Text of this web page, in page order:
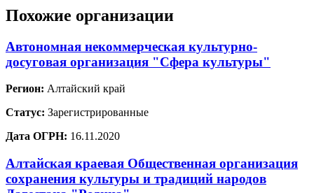
Похожие организации
Автономная некоммерческая культурно-
досуговая организация "Сфера культуры"
Регион: Алтайский край
Статус: Зарегистрированные
Дата ОГРН: 16.11.2020
Алтайская краевая Общественная организация
сохранения культуры и традиций народов